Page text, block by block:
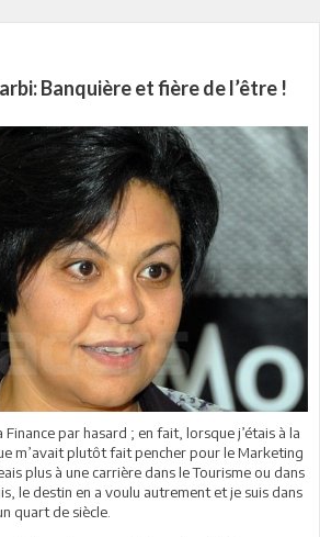
Banquière et fière de l’être !
Finance par hasard ; en fait, lorsque j’étais à la
m’avait plutôt fait pencher pour le Marketing
plus à une carrière dans le Tourisme ou dans
le destin en a voulu autrement et je suis dans
quart de siècle.